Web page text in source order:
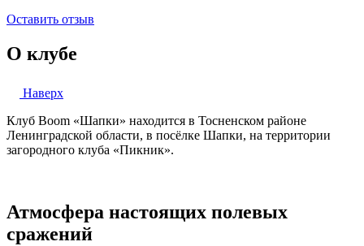
Оставить отзыв
О клубе
Наверх
Клуб Boom «Шапки» находится в Тосненском районе
Ленинградской области, в посёлке Шапки, на территории
загородного клуба «Пикник».
Атмосфера настоящих полевых
сражений